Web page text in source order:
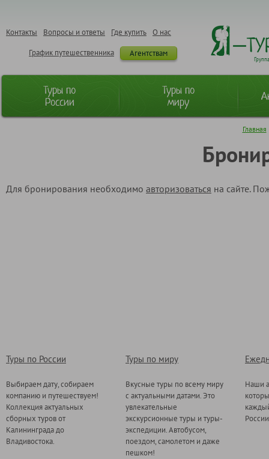
О нас
Где купить
Вопросы и ответы
Контакты
Агентствам
График путешественника
Туры по
России
Туры по
миру
Главная
Для бронирования необходимо авторизоваться на сайте.
Туры по России
Выбираем дату, собираем
компанию и путешествуем!
Коллекция актуальных
сборных туров от
Калининграда до
Владивостока.
Туры по миру
Вкусные туры по всему миру
с актуальными датами. Это
увлекательные
экскурсионные туры и туры-
экспедиции. Автобусом,
поездом, самолетом и даже
пешком!
Наши